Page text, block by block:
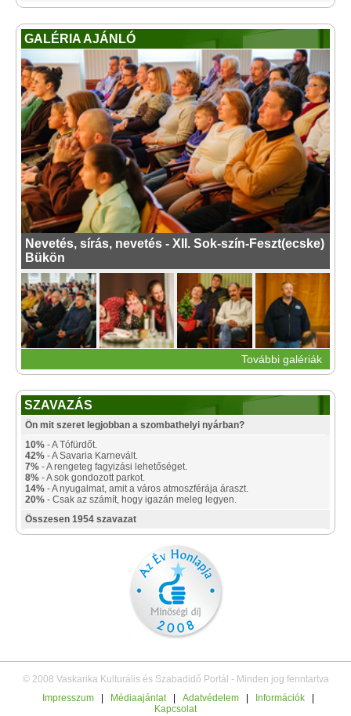
GALÉRIA AJÁNLÓ
Nevetés, sírás, nevetés - XII. Sok-szín-Feszt(ecske)
Bükön
További galériák
SZAVAZÁS
Ön mit szeret legjobban a szombathelyi nyárban?
10% - A Tófürdőt.
42% - A Savaria Karnevált.
7% - A rengeteg fagyizási lehetőséget.
8% - A sok gondozott parkot.
14% - A nyugalmat, amit a város atmoszférája áraszt.
20% - Csak az számít, hogy igazán meleg legyen.
Összesen 1954 szavazat
© 2008 Vaskarika Kulturális és Szabadidő Portál - Minden jog fenntartva
Impresszum
Médiaajánlat Adatvédelem Információk
Kapcsolat